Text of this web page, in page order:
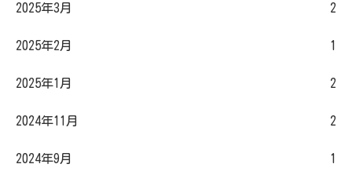
2025年3月 2
2025年2月 1
2025年1月 2
2024年11月 2
2024年9月 1